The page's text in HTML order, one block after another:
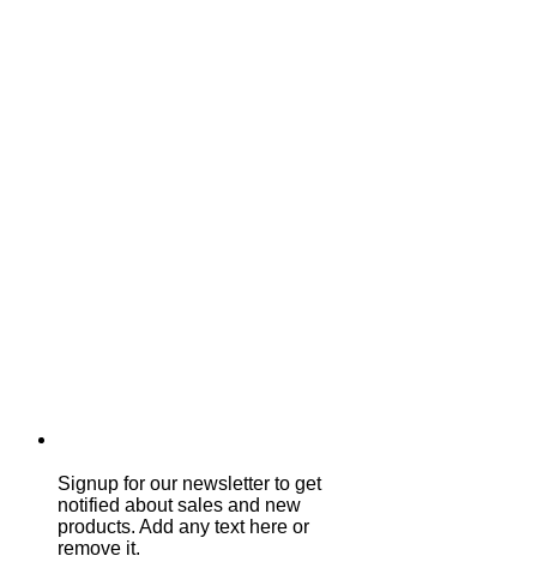
Signup for our newsletter to get
notified about sales and new
products. Add any text here or
remove it.